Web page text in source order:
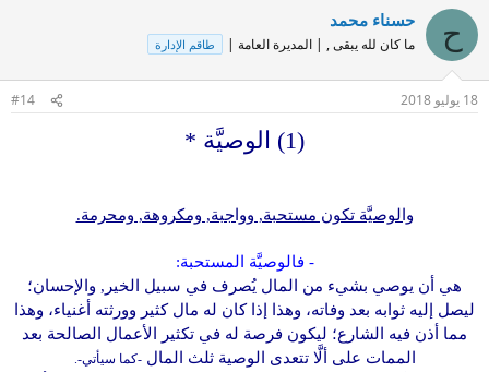
ح حسناء محمد
ما كان لله يبقى , | المديرة العامة | طاقم الإدارة
18 يوليو 2018 #14
(1) الوصيَّة *
والوصيَّة تكون مستحبة, وواجبة, ومكروهة, ومحرمة.
- فالوصيَّة المستحبة:
هي أن يوصي بشيء من المال يُصرف في سبيل الخير, والإحسان؛
ليصل إليه ثوابه بعد وفاته، وهذا إذا كان له مال كثير وورثته أغنياء، وهذا
مما أذن فيه الشارع؛ ليكون فرصة له في تكثير الأعمال الصالحة بعد
الممات على ألَّا تتعدى الوصية ثلث المال-كما سيأتي-.